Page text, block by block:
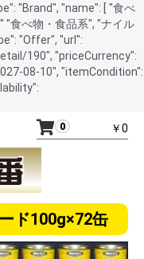
"Brand", "name": [ "食べ
"食べ物・食品系", "ナイル
"Offer", "url":
190", "priceCurrency":
08-10", "itemCondition":
0 ￥0
ド100g×72缶